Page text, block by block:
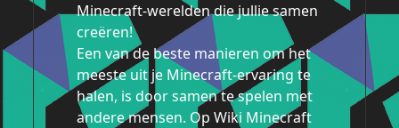
Minecraft-werelden die jullie samen
creëren!
Een van de beste manieren om het
meeste uit je Minecraft-ervaring te
halen, is door samen te spelen met
andere mensen. Op Wiki Minecraft